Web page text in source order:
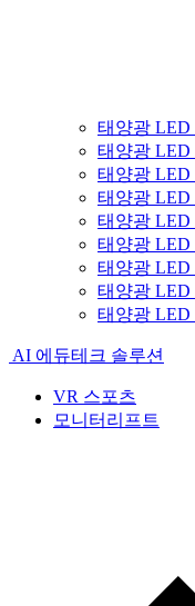
태양광 LED
태양광 LED
태양광 LED
태양광 LED
태양광 LED
태양광 LED
태양광 LED
태양광
태양광 LED
AI 에듀테크 솔루션
VR 스포츠
모니터리프트